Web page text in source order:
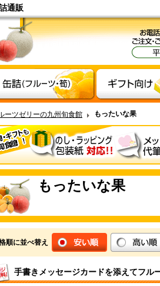
通販
ーツゼリーの九州旬食館 もったいな果
もったいな果
順に並べ替え
手書きメッセージカードを添えてフル